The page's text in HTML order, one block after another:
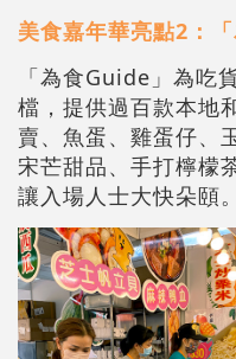
美食嘉年華亮點2：
「為食Guide」為吃
檔，提供過百款本地
賣、魚蛋、雞蛋仔、
宋芒甜品、手打檸檬
讓入場人士大快朵頤。